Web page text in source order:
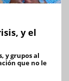
y el
y grupos al
que no le